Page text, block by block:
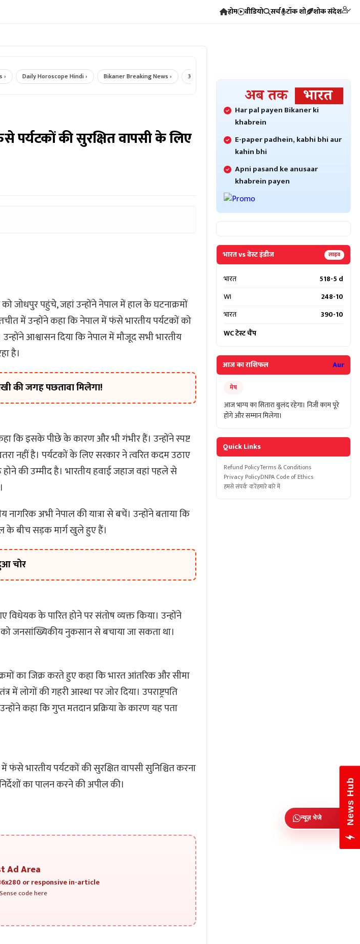
होम वीडियो सर्च टॉक शो शोक संदेश
Daily Horoscope Hindi › Bikaner Breaking News › आज का राशिफल ›
पर्यटकों की सुरक्षित वापसी के लिए
जोधपुर पहुंचे, जहां उन्होंने नेपाल में हाल के घटनाक्रमों
में उन्होंने कहा कि नेपाल में फंसे भारतीय पर्यटकों को
आश्वासन दिया कि नेपाल में मौजूद सभी भारतीय
है।
की जगह पछतावा मिलेगा!
कि इसके पीछे के कारण और भी गंभीर हैं। उन्होंने स्पष्ट
नहीं है। पर्यटकों के लिए सरकार ने त्वरित कदम उठाए
की उम्मीद है। भारतीय हवाई जहाज वहां पहले से
नागरिक अभी नेपाल की यात्रा से बचें। उन्होंने बताया कि
के बीच सड़क मार्ग खुले हुए हैं।
चोर
विधेयक के पारित होने पर संतोष व्यक्त किया। उन्होंने
जनसांख्यिकीय नुकसान से बचाया जा सकता था।
का जिक्र करते हुए कहा कि भारत आंतरिक और सीमा
में लोगों की गहरी आस्था पर जोर दिया। उपराष्ट्रपति
कहा कि गुप्त मतदान प्रक्रिया के कारण यह पता
भारतीय पर्यटकों की सुरक्षित वापसी सुनिश्चित करना
का पालन करने की अपील की।
Ad Area
or responsive in-article
code here
Har pal payen Bikaner ki
khabrein
E-paper padhein, kabhi bhi aur
kahin bhi
Apni pasand ke anusaar
khabrein payen
भारत vs वेस्ट इंडीज लाइव
भारत
518-5 d
WI
248-10
भारत
390-10
WC टेस्ट चैंप
आज का राशिफल Aur
मेष
आज भाग्य का सितारा बुलंद रहेगा। निजी काम पूरे
होंगे और सम्मान मिलेगा।
Quick Links
Refund PolicyTerms & Conditions
Privacy PolicyDNPA Code of Ethics
हमसे संपर्क करेंहमारे बारे में
न्यूज़ भेजे News Hub